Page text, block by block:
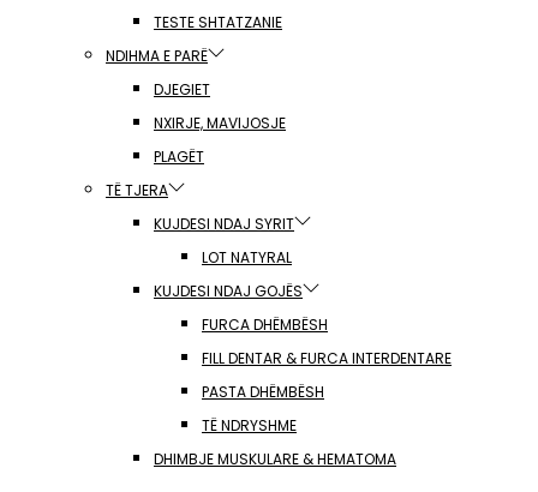
TESTE SHTATZANIE
NDIHMA E PARË
DJEGIET
NXIRJE, MAVIJOSJE
PLAGËT
TË TJERA
KUJDESI NDAJ SYRIT
LOT NATYRAL
KUJDESI NDAJ GOJËS
FURCA DHËMBËSH
FILL DENTAR & FURCA INTERDENTARE
PASTA DHËMBËSH
TË NDRYSHME
DHIMBJE MUSKULARE & HEMATOMA